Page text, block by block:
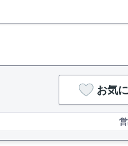
お気